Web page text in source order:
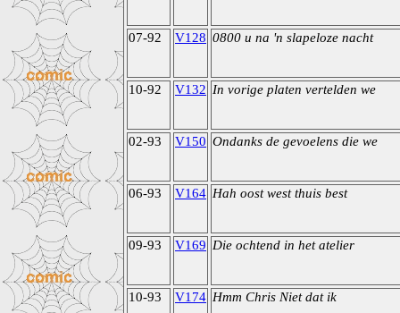
07-92 V128 0800 u na 'n slapeloze nacht
10-92 V132 In vorige platen vertelden we
02-93 V150 Ondanks de gevoelens die we
06-93 V164 Hah oost west thuis best
09-93 V169 Die ochtend in het atelier
10-93 V174 Hmm Chris Niet dat ik